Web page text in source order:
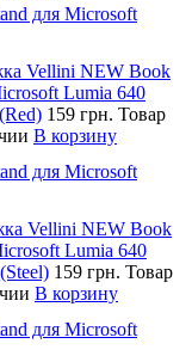
для Microsoft
Vellini NEW Book
Lumia 640
159 грн. Товар
В корзину
для Microsoft
Vellini NEW Book
Lumia 640
159 грн. Товар
В корзину
для Microsoft